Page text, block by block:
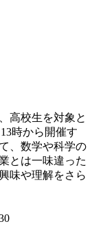
高校生を対象と
時から開催す
、数学や科学の
とは一味違った
味や理解をさら